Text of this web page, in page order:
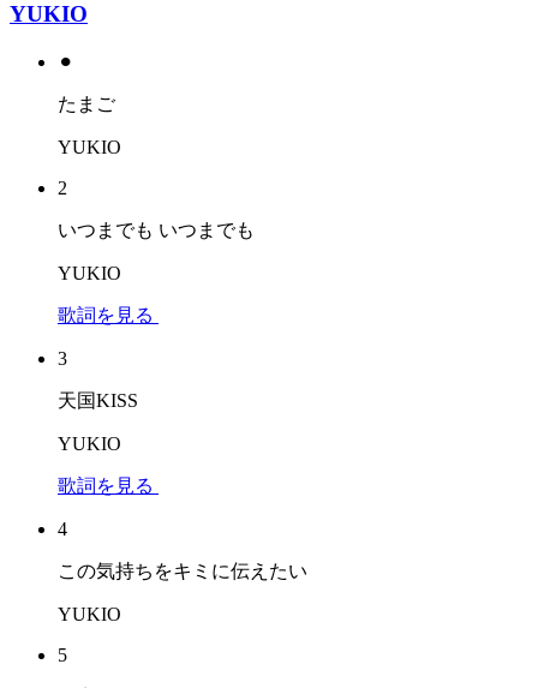
YUKIO
⚫︎
たまご
YUKIO
2
いつまでも いつまでも
YUKIO
歌詞を見る
3
天国KISS
YUKIO
歌詞を見る
4
この気持ちをキミに伝えたい
YUKIO
5